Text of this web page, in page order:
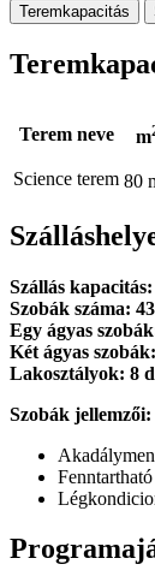
Teremkapacitás
Terem neve m
Science terem 80
Szállás
Szobák száma:
Egy ágyas
Két ágyas
Lakosztályok: 8
Szobák jellemzői: